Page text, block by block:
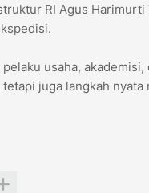
RI Agus
usaha,
juga langkah